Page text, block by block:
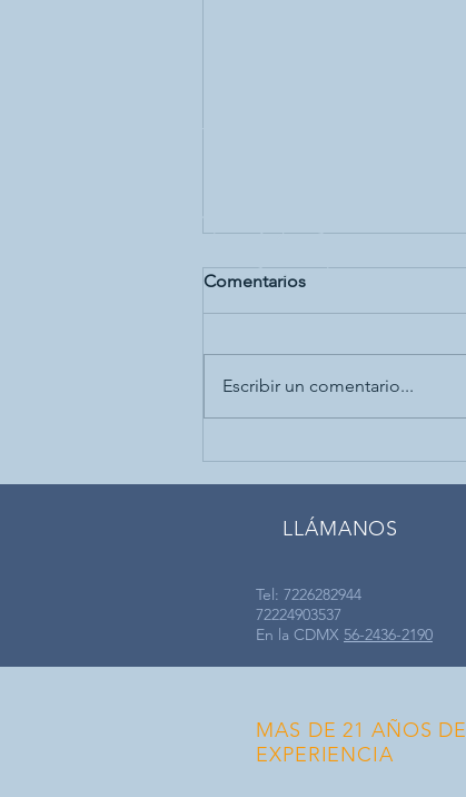
Comentarios
Escribir un comentario...
LLÁMANOS
Tel: 7226282944
72224903537
En la CDMX 56-2436-2190
MAS DE 21 AÑOS DE
EXPERIENCIA